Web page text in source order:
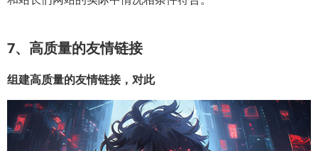
7、高质量的友情链接
组建高质量的友情链接，对此